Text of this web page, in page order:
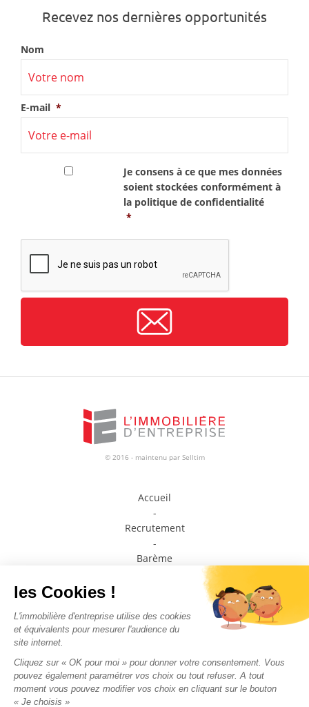
Recevez nos dernières opportunités
Nom
E-mail *
Je consens à ce que mes données
soient stockées conformément à
la politique de confidentialité
*
CAPTCHA
© 2016 - maintenu par Selltim
Accueil
-
Recrutement
-
Barème
Prendre contact avec un conseiller
Médiateur de la consommation
-
-
Mentions légales
-